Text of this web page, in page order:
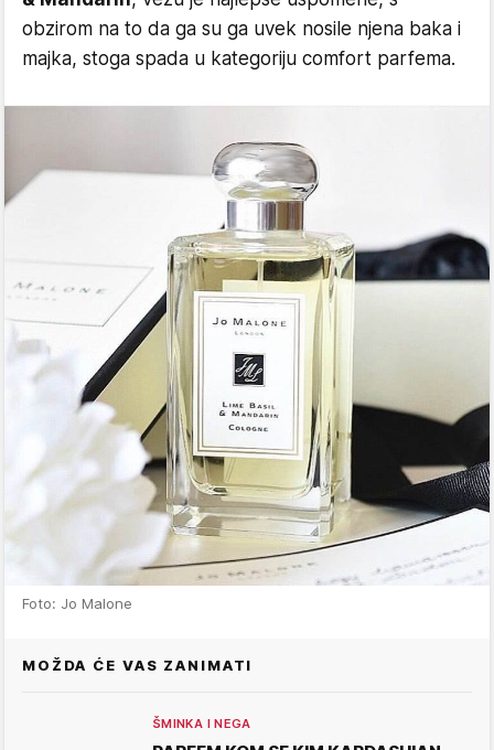
obzirom na to da ga su ga uvek nosile njena baka i
majka, stoga spada u kategoriju comfort parfema.
Foto: Jo Malone
MOŽDA ĆE VAS ZANIMATI
ŠMINKA I NEGA